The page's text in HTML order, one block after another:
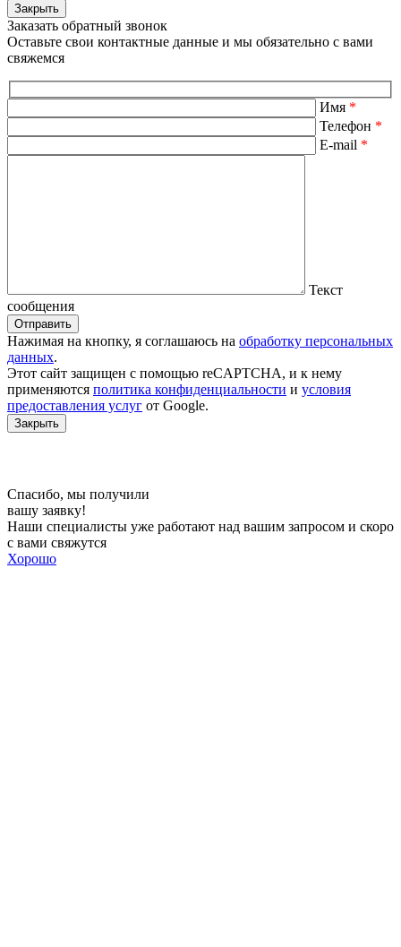
Закрыть
Заказать обратный звонок
Оставьте свои контактные данные и мы обязательно с вами
свяжемся
Имя *
Телефон *
E-mail *
Текст
сообщения
Отправить
Нажимая на кнопку, я соглашаюсь на обработку персональных
данных.
Этот сайт защищен c помощью reCAPTCHA, и к нему
применяются политика конфиденциальности и условия
предоставления услуг от Google.
Закрыть
Спасибо, мы получили
вашу заявку!
Наши специалисты уже работают над вашим запросом и скоро
с вами свяжутся
Хорошо